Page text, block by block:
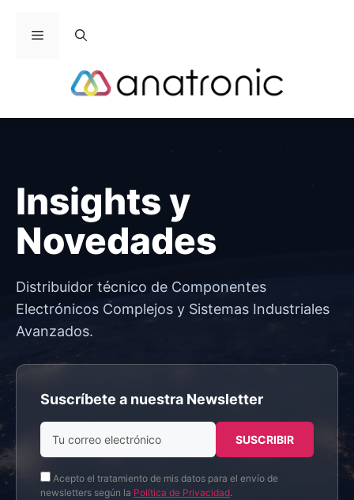
Menú
Insights y
Novedades
Distribuidor técnico de Componentes
Electrónicos Complejos y Sistemas Industriales
Avanzados.
Suscríbete a nuestra Newsletter
Acepto el tratamiento de mis datos para el envío de
newsletters según la Política de Privacidad.